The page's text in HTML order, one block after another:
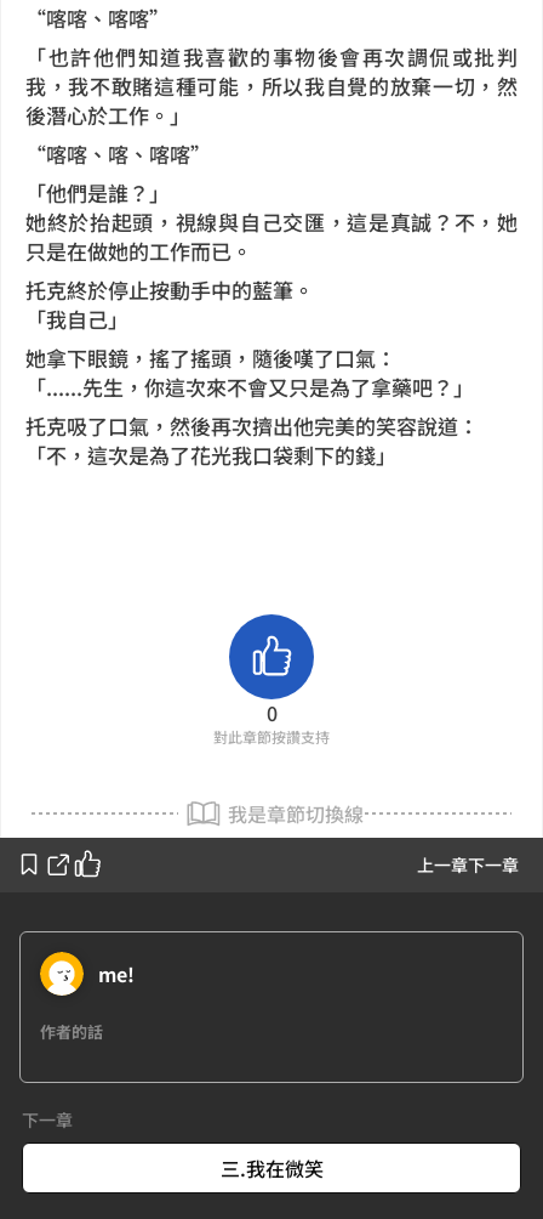
上一章下一章
“喀喀、喀喀”
「也許他們知道我喜歡的事物後會再次調侃或批判
我，我不敢賭這種可能，所以我自覺的放棄一切，然
後潛心於工作。」
“喀喀、喀、喀喀”
「他們是誰？」
她終於抬起頭，視線與自己交匯，這是真誠？不，她
只是在做她的工作而已。
托克終於停止按動手中的藍筆。
「我自己」
她拿下眼鏡，搖了搖頭，隨後嘆了口氣：
「......先生，你這次來不會又只是為了拿藥吧？」
托克吸了口氣，然後再次擠出他完美的笑容說道：
「不，這次是為了花光我口袋剩下的錢」
0
對此章節按讚支持
我是章節切換線
me!
作者的話
下一章
三.我在微笑